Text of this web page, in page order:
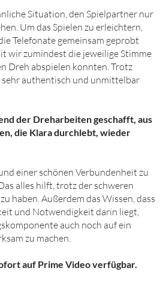
Situation, den Spielpartner nur
Um das Spielen zu erleichtern,
Telefonate gemeinsam geprobt
wir zumindest die jeweilige Stimme
Dreh abspielen konnten. Trotz
sehr authentisch und unmittelbar
der Dreharbeiten geschafft, aus
die Klara durchlebt, wieder
einer schönen Verbundenheit zu
alles hilft, trotz der schweren
haben. Außerdem das Wissen, dass
und Notwendigkeit darin liegt,
auch noch auf ein
zu machen.
auf Prime Video verfügbar.